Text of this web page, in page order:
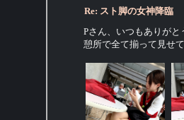
Re: スト脚の女神降臨
Pさん、いつもありが
憩所で全て揃って見せ